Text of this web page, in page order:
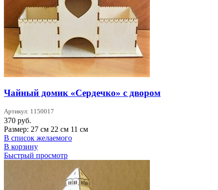
Чайный домик «Сердечко» с двором
Артикул: 1150017
370 руб.
Размер: 27 см 22 см 11 см
В список желаемого
В корзину
Быстрый просмотр